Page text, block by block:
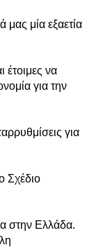
μία εξαετία
έτοιμες να
για την
για
Σχέδιο
στην Ελλάδα.